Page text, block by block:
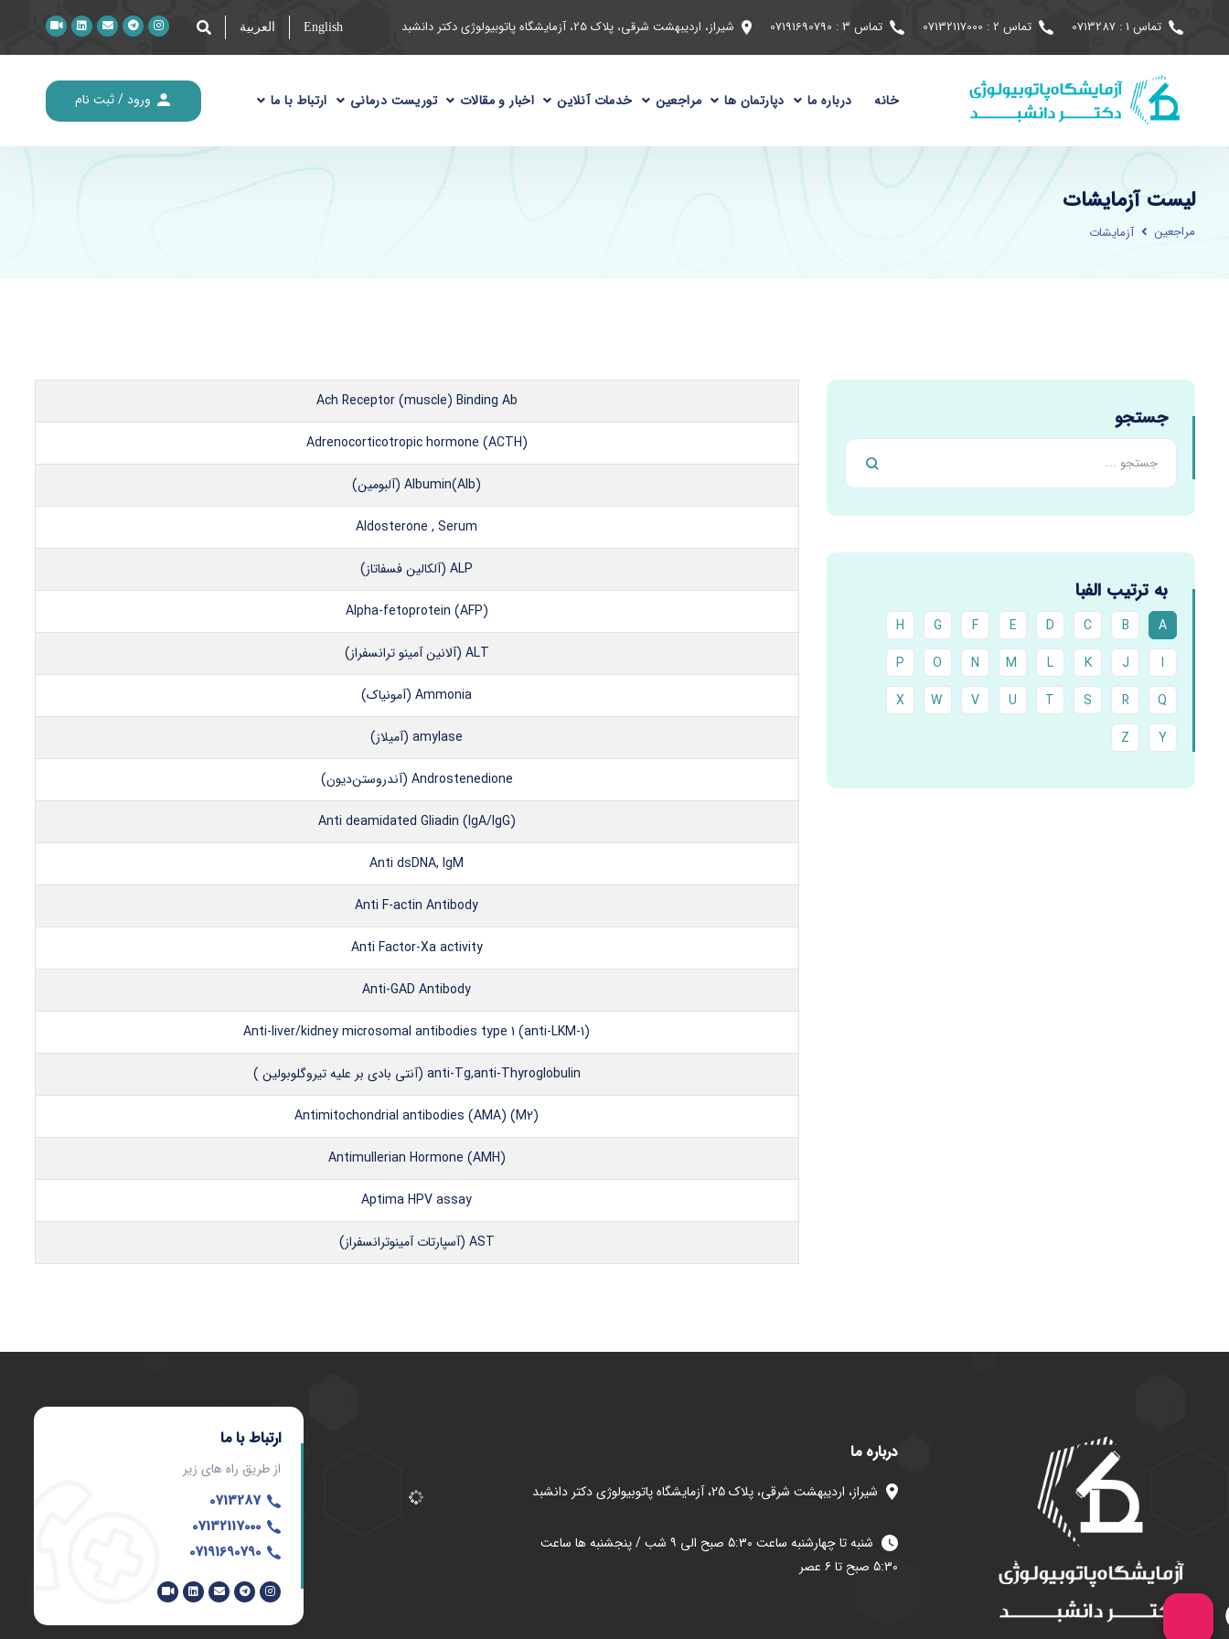
تماس 1 : 0713287 تماس 2 : 07132117000 تماس 3 : 07191690790 شیراز، اردیبهشت شرقی، پلاک 25، آزمایشگاه پاتوبیولوژی دکتر دانشبد English العربیة
خانه درباره ما دپارتمان ها مراجعین خدمات آنلاین اخبار و مقالات توریست درمانی ارتباط با ما ورود / ثبت نام
لیست آزمایشات
مراجعین آزمایشات
جستجو
به ترتیب الفبا
A
B
C
D
E
F
G
H
I
J
K
L
M
N
O
P
Q
R
S
T
U
V
W
X
Y
Z
Ach Receptor (muscle) Binding Ab
Adrenocorticotropic hormone (ACTH)
Albumin(Alb) (آلبومین)
Aldosterone , Serum
ALP (آلکالین فسفاتاز)
Alpha-fetoprotein (AFP)
ALT (آلانین آمینو ترانسفراز)
Ammonia (آمونیاک)
amylase (آمیلاز)
Androstenedione (آندروستن‌دیون)
Anti deamidated Gliadin (IgA/IgG)
Anti dsDNA, IgM
Anti F-actin Antibody
Anti Factor-Xa activity
Anti-GAD Antibody
Anti-liver/kidney microsomal antibodies type 1 (anti-LKM-1)
anti-Tg,anti-Thyroglobulin (آنتی بادی بر علیه تیروگلوبولین )
Antimitochondrial antibodies (AMA) (M2)
Antimullerian Hormone (AMH)
Aptima HPV assay
AST (آسپارتات آمینوترانسفراز)
درباره ما
شیراز، اردیبهشت شرقی، پلاک 25، آزمایشگاه پاتوبیولوژی دکتر دانشبد
شنبه تا چهارشنبه ساعت 5:30 صبح الی ۹ شب / پنجشنبه ها ساعت
5:30 صبح تا ۶ عصر
ارتباط با ما
از طریق راه های زیر
0713287
07132117000
07191690790